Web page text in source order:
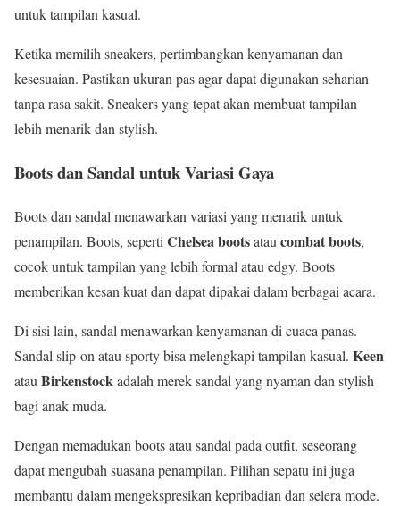
untuk tampilan kasual.
Ketika memilih sneakers, pertimbangkan kenyamanan dan
kesesuaian. Pastikan ukuran pas agar dapat digunakan seharian
tanpa rasa sakit. Sneakers yang tepat akan membuat tampilan
lebih menarik dan stylish.
Boots dan Sandal untuk Variasi Gaya
Boots dan sandal menawarkan variasi yang menarik untuk
penampilan. Boots, seperti Chelsea bootsatau combat boots,
cocok untuk tampilan yang lebih formal atau edgy. Boots
memberikan kesan kuat dan dapat dipakai dalam berbagai acara.
Di sisi lain, sandal menawarkan kenyamanan di cuaca panas.
Sandal slip-on atau sporty bisa melengkapi tampilan kasual. Keen
atau Birkenstock adalah merek sandal yang nyaman dan stylish
bagi anak muda.
Dengan memadukan boots atau sandal pada outfit, seseorang
dapat mengubah suasana penampilan. Pilihan sepatu ini juga
membantu dalam mengekspresikan kepribadian dan selera mode.